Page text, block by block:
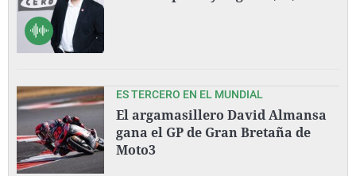
ES TERCERO EN EL MUNDIAL
El argamasillero David Almansa
gana el GP de Gran Bretaña de
Moto3